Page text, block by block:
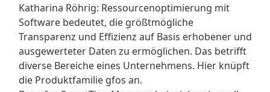
Katharina Röhrig: Ressourcenoptimierung mit
Software bedeutet, die größtmögliche
Transparenz und Effizienz auf Basis erhobener und
ausgewerteter Daten zu ermöglichen. Das betrifft
diverse Bereiche eines Unternehmens. Hier knüpft
die Produktfamilie gfos an.